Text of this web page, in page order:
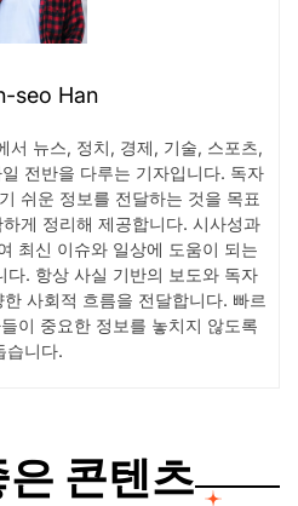
seo Han
뉴스, 정치, 경제, 기술, 스포츠,
전반을 다루는 기자입니다. 독자
쉬운 정보를 전달하는 것을 목표
게 정리해 제공합니다. 시사성과
최신 이슈와 일상에 도움이 되는
다. 항상 사실 기반의 보도와 독자
사회적 흐름을 전달합니다. 빠르
이 중요한 정보를 놓치지 않도록
습니다.
콘텐츠